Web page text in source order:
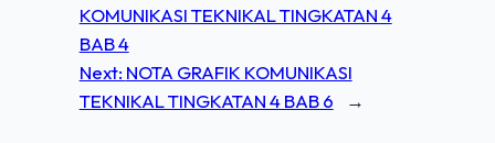
KOMUNIKASI TEKNIKAL TINGKATAN 4
BAB 4
Next: NOTA GRAFIK KOMUNIKASI
TEKNIKAL TINGKATAN 4 BAB 6
→